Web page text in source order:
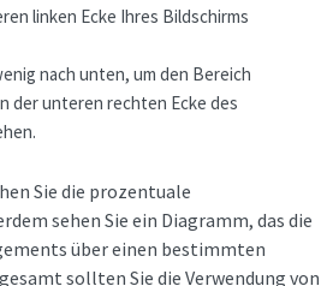
linken Ecke Ihres Bildschirms
nach unten, um den Bereich
der unteren rechten Ecke des
Sie die prozentuale
sehen Sie ein Diagramm, das die
über einen bestimmten
sollten Sie die Verwendung von